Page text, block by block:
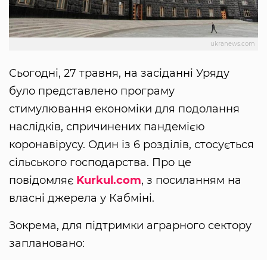
ukranews.com
Сьогодні, 27 травня, на засіданні Уряду
було представлено програму
стимулювання економіки для подолання
наслідків, спричинених пандемією
коронавірусу. Один із 6 розділів, стосується
сільського господарства. Про це
повідомляє Kurkul.com, з посиланням на
власні джерела у Кабміні.
Зокрема, для підтримки аграрного сектору
заплановано: